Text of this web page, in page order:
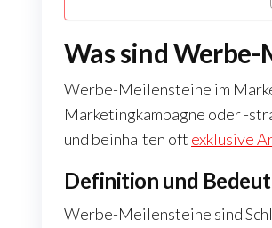
Was sind
Werbe-Meilensteine im
Marketingkampagne oder -
und beinhalten oft exklusive
Definition und
Werbe-Meilensteine sind